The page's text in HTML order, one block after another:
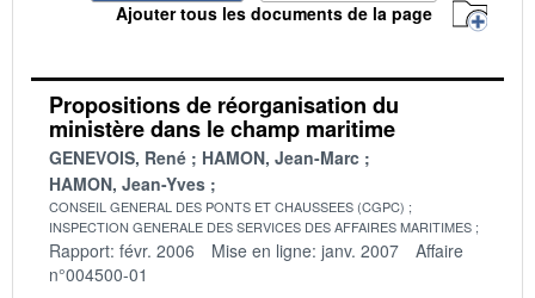
Ajouter tous les documents de la page
Propositions de réorganisation du
ministère dans le champ maritime
GENEVOIS, René
HAMON, Jean-Marc
HAMON, Jean-Yves
CONSEIL GENERAL DES PONTS ET CHAUSSEES (CGPC)
INSPECTION GENERALE DES SERVICES DES AFFAIRES MARITIMES
Rapport: févr. 2006 Mise en ligne: janv. 2007
Affaire
n°004500-01